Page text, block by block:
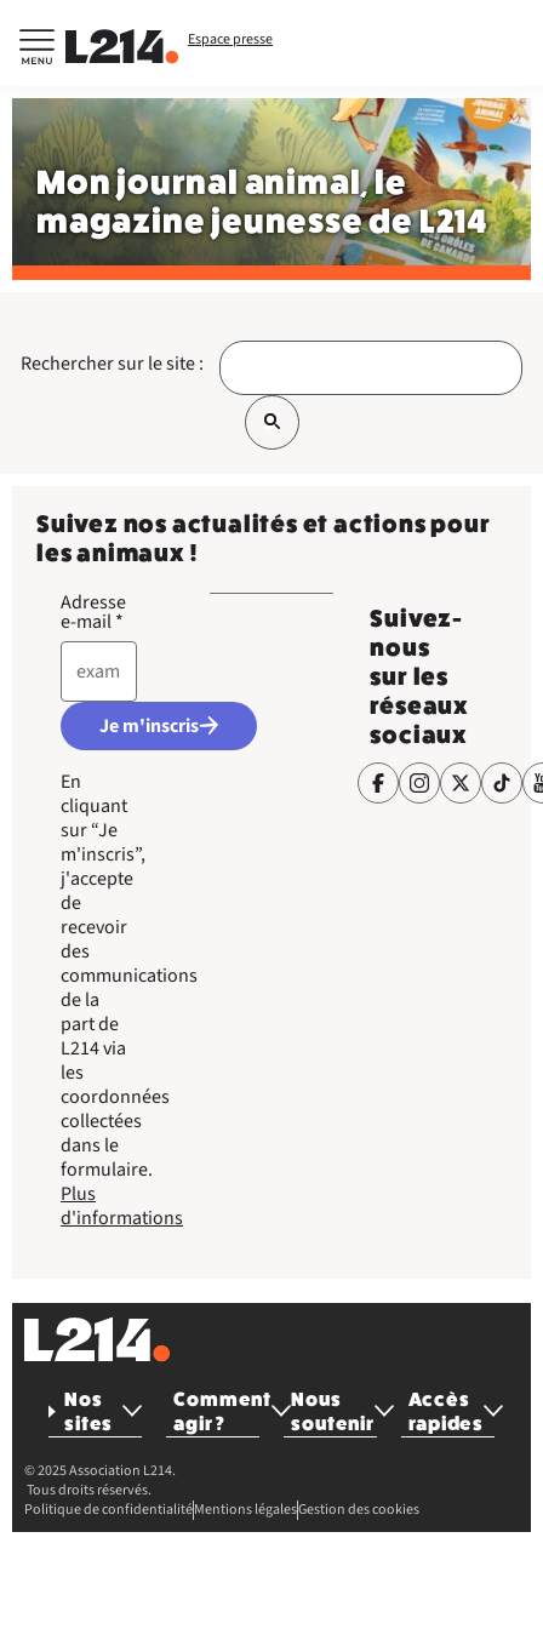
Espace presse
Mon journal animal, le
magazine jeunesse de L214
Rechercher sur le site :
Suivez nos actualités et actions pour
les animaux !
Adresse
e-mail*
Je m'inscris
En
cliquant
sur “Je
m'inscris”,
j'accepte
de
recevoir
des
communications
de la
part de
L214 via
les
coordonnées
collectées
dans le
formulaire.
Plus
d'informations
Suivez-
nous
sur les
réseaux
sociaux
Nos
sites
Comment
agir ?
Nous
soutenir
Accès
rapides
© 2025 Association L214.
Tous droits réservés.
Politique de confidentialitéMentions légalesGestion des cookies